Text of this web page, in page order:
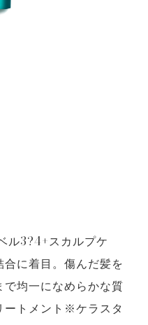
ル3?4+スカルプケ
に着目。傷んだ髪を
均一になめらかな質
ートメント※ケラスタ